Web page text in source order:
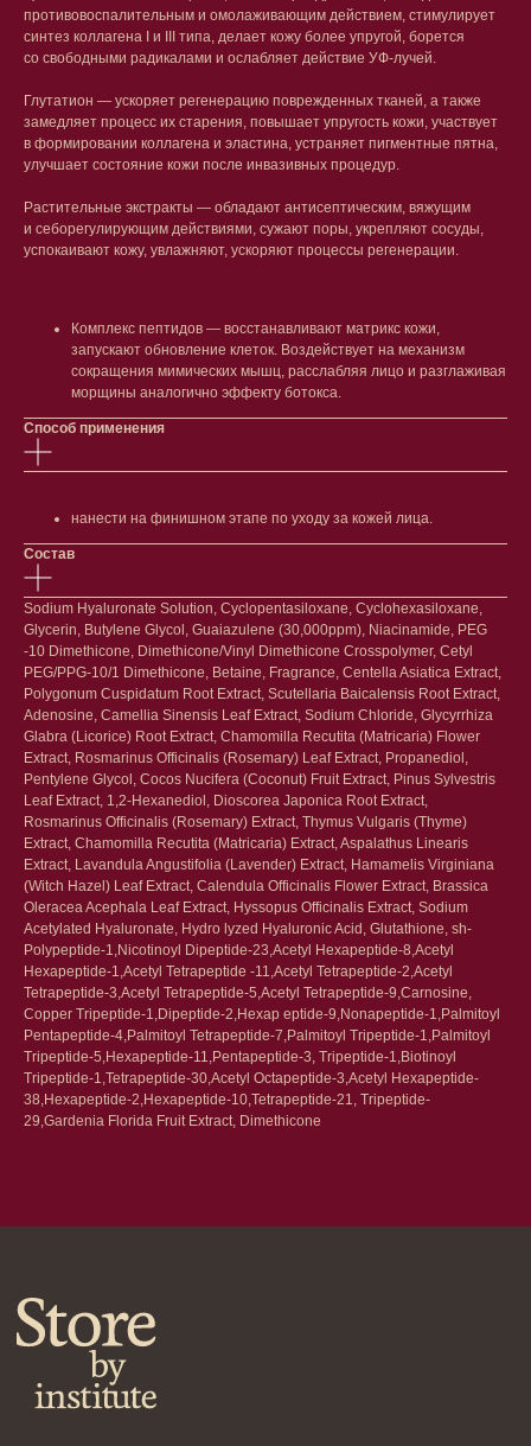
противовоспалительным и омолаживающим действием, стимулирует
синтез коллагена I и III типа, делает кожу более упругой, борется
со свободными радикалами и ослабляет действие УФ-лучей.
Глутатион — ускоряет регенерацию поврежденных тканей, а также
замедляет процесс их старения, повышает упругость кожи, участвует
в формировании коллагена и эластина, устраняет пигментные пятна,
улучшает состояние кожи после инвазивных процедур.
Растительные экстракты — обладают антисептическим, вяжущим
и себорегулирующим действиями, сужают поры, укрепляют сосуды,
успокаивают кожу, увлажняют, ускоряют процессы регенерации.
Комплекс пептидов — восстанавливают матрикс кожи,
запускают обновление клеток. Воздействует на механизм
сокращения мимических мышц, расслабляя лицо и разглаживая
морщины аналогично эффекту ботокса.
Способ применения
нанести на финишном этапе по уходу за кожей лица.
Состав
Sodium Hyaluronate Solution, Cyclopentasiloxane, Cyclohexasiloxane,
Glycerin, Butylene Glycol, Guaiazulene (30,000ppm), Niacinamide, PEG
-10 Dimethicone, Dimethicone/Vinyl Dimethicone Crosspolymer, Cetyl
PEG/PPG-10/1 Dimethicone, Betaine, Fragrance, Centella Asiatica Extract,
Polygonum Cuspidatum Root Extract, Scutellaria Baicalensis Root Extract,
Adenosine, Camellia Sinensis Leaf Extract, Sodium Chloride, Glycyrrhiza
Glabra (Licorice) Root Extract, Chamomilla Recutita (Matricaria) Flower
Extract, Rosmarinus Officinalis (Rosemary) Leaf Extract, Propanediol,
Pentylene Glycol, Cocos Nucifera (Coconut) Fruit Extract, Pinus Sylvestris
Leaf Extract, 1,2-Hexanediol, Dioscorea Japonica Root Extract,
Rosmarinus Officinalis (Rosemary) Extract, Thymus Vulgaris (Thyme)
Extract, Chamomilla Recutita (Matricaria) Extract, Aspalathus Linearis
Extract, Lavandula Angustifolia (Lavender) Extract, Hamamelis Virginiana
(Witch Hazel) Leaf Extract, Calendula Officinalis Flower Extract, Brassica
Oleracea Acephala Leaf Extract, Hyssopus Officinalis Extract, Sodium
Acetylated Hyaluronate, Hydro lyzed Hyaluronic Acid, Glutathione, sh-
Polypeptide-1,Nicotinoyl Dipeptide-23,Acetyl Hexapeptide-8,Acetyl
Hexapeptide-1,Acetyl Tetrapeptide -11,Acetyl Tetrapeptide-2,Acetyl
Tetrapeptide-3,Acetyl Tetrapeptide-5,Acetyl Tetrapeptide-9,Carnosine,
Copper Tripeptide-1,Dipeptide-2,Hexap eptide-9,Nonapeptide-1,Palmitoyl
Pentapeptide-4,Palmitoyl Tetrapeptide-7,Palmitoyl Tripeptide-1,Palmitoyl
Tripeptide-5,Hexapeptide-11,Pentapeptide-3, Tripeptide-1,Biotinoyl
Tripeptide-1,Tetrapeptide-30,Acetyl Octapeptide-3,Acetyl Hexapeptide-
38,Hexapeptide-2,Hexapeptide-10,Tetrapeptide-21, Tripeptide-
29,Gardenia Florida Fruit Extract, Dimethicone
Проблемы
Лосьоны
Очищение
Уход за руками
Уход за ногами
Средства для ванны
Гаджеты
Сертификаты
Наборы
Клиентам
Система лояльности
Доставка и самовывоз
Оплата и возврат
Согласие на обработку
персональных данных
Политика
конфиденциальности
Договор оферта
вы соглашаетесь с политикой в отношении
обработки персональных данных
Лицо
Проблемы
Увлажнение/питание
Сыворотки/ эссенции
Ретинол
Тонизация
Восстановление
Маски и патчи
Уход за губами
Декоротивная косметика
Волосы
Проблемы
Шампуни
Кондиционеры/бальзамы
Маски/скрабы
Сыворотки/лосьоны
Спреи
Средства для укладки